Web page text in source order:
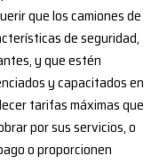
que los camiones de
de seguridad,
y que estén
y capacitados en
tarifas máximas que
por sus servicios, o
o proporcionen